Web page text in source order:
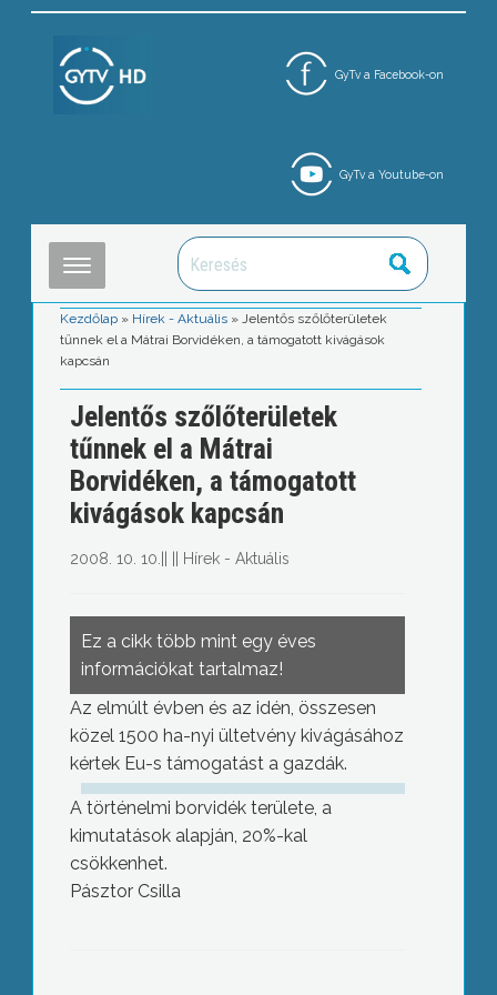
GyTv a Facebook-on
GyTv a Youtube-on
Kezdőlap » Hírek - Aktuális »Jelentős szőlőterületek
tűnnek el a Mátrai Borvidéken, a támogatott kivágások
kapcsán
Jelentős szőlőterületek
tűnnek el a Mátrai
Borvidéken, a támogatott
kivágások kapcsán
2008. 10. 10. Hírek - Aktuális
Ez a cikk több mint egy éves
információkat tartalmaz!
Az elmúlt évben és az idén, összesen
közel 1500 ha-nyi ültetvény kivágásához
kértek Eu-s támogatást a gazdák.
A történelmi borvidék területe, a
kimutatások alapján, 20%-kal
csökkenhet.
Pásztor Csilla